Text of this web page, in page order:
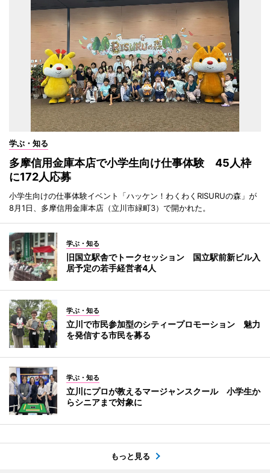
学ぶ・知る
多摩信用金庫本店で小学生向け仕事体験 45人枠
に172人応募
小学生向けの仕事体験イベント「ハッケン！わくわくRISURUの森」が
8月1日、多摩信用金庫本店（立川市緑町3）で開かれた。
学ぶ・知る
旧国立駅舎でトークセッション 国立駅前新ビル入
居予定の若手経営者4人
学ぶ・知る
立川で市民参加型のシティープロモーション 魅力
を発信する市民を募る
学ぶ・知る
立川にプロが教えるマージャンスクール 小学生か
らシニアまで対象に
もっと見る